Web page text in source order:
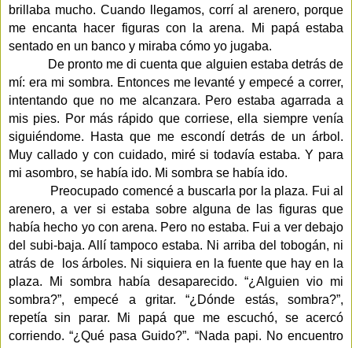
brillaba mucho. Cuando llegamos, corrí al arenero, porque
me encanta hacer figuras con la arena. Mi papá estaba
sentado en un banco y miraba cómo yo jugaba.
De pronto me di cuenta que alguien estaba detrás de
mí: era mi sombra. Entonces me levanté y empecé a correr,
intentando que no me alcanzara. Pero estaba agarrada a
mis pies. Por más rápido que corriese, ella siempre venía
siguiéndome. Hasta que me escondí detrás de un árbol.
Muy callado y con cuidado, miré si todavía estaba. Y para
mi asombro, se había ido. Mi sombra se había ido.
Preocupado comencé a buscarla por la plaza. Fui al
arenero, a ver si estaba sobre alguna de las figuras que
había hecho yo con arena. Pero no estaba. Fui a ver debajo
del subi-baja. Allí tampoco estaba. Ni arriba del tobogán, ni
atrás de
los árboles. Ni siquiera en la fuente que hay en la
plaza. Mi sombra había desaparecido. “¿Alguien vio mi
sombra?”, empecé a gritar. “¿Dónde estás, sombra?”,
repetía sin parar. Mi papá que me escuchó, se acercó
corriendo. “¿Qué pasa Guido?”. “Nada papi. No encuentro